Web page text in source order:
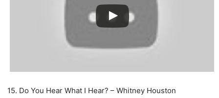
15. Do You Hear What I Hear? – Whitney Houston